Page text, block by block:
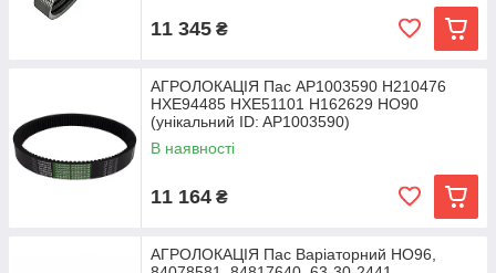
11 345 ₴
АГРОЛОКАЦІЯ Пас AP1003590 H210476
HXE94485 HXE51101 H162629 HO90
(унікальний ID: AP1003590)
В наявності
11 164 ₴
АГРОЛОКАЦІЯ Пас Варіаторний HO96,